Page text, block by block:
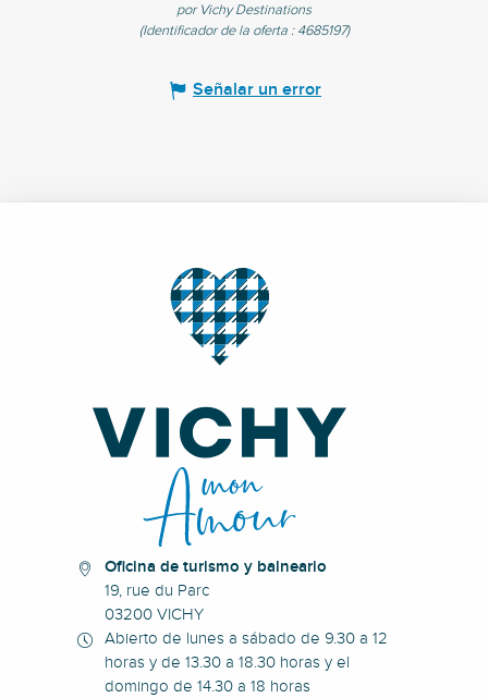
por Vichy Destinations
(Identificador de la oferta : 4685197)
Señalar un error
Oficina de turismo y balneario
19, rue du Parc
03200 VICHY
Abierto de lunes a sábado de 9.30 a 12
horas y de 13.30 a 18.30 horas y el
domingo de 14.30 a 18 horas